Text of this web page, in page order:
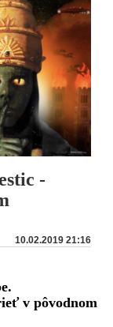
-
10.02.2019 21:16
v pôvodnom